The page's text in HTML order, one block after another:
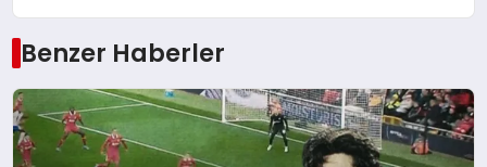
Benzer Haberler